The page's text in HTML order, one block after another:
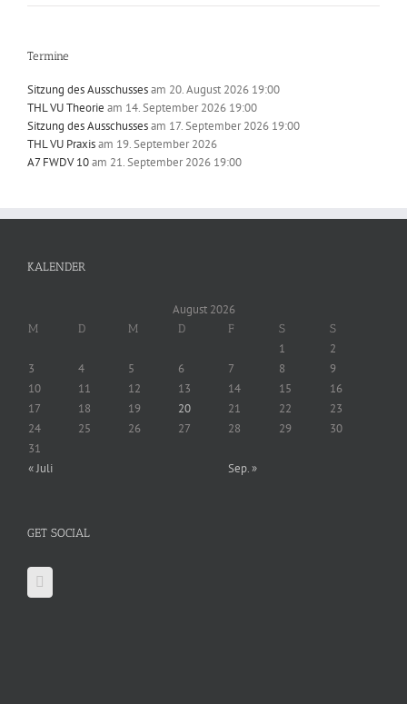
Termine
Sitzung des Ausschussesam 20. August 2026 19:00
THL VU Theorie am 14. September 2026 19:00
Sitzung des Ausschussesam 17. September 2026 19:00
THL VU Praxisam 19. September 2026
A7 FWDV 10am 21. September 2026 19:00
KALENDER
August 2026
M D M D F S S
1
2
3
4 5 6 7 8
9
10
11 12 13 14 15
16
17
18 19 20 21 22
23
24
25 26 27 28 29
30
31
« Juli
Sep. »
GET SOCIAL